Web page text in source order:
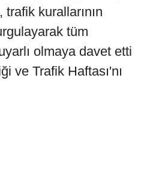
kurallarının
tüm
olmaya davet etti
ve Trafik Haftası'nı